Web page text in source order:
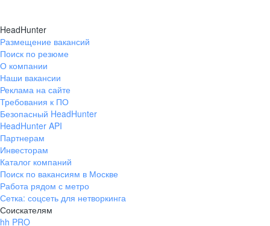
HeadHunter
Размещение вакансий
Поиск по резюме
О компании
Наши вакансии
Реклама на сайте
Требования к ПО
Безопасный HeadHunter
HeadHunter API
Партнерам
Инвесторам
Каталог компаний
Поиск по вакансиям в Москве
Работа рядом с метро
Сетка: соцсеть для нетворкинга
Соискателям
hh PRO